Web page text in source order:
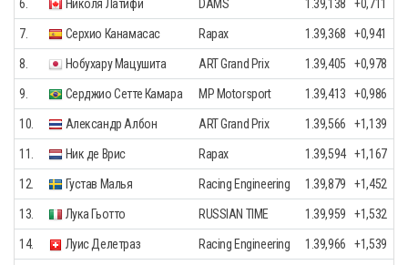
6. Николя Латифи DAMS 1.39,138 +0,711
7. Серхио Канамасас Rapax 1.39,368 +0,941
8. Нобухару Мацушита ART Grand Prix 1.39,405 +0,978
9. Серджио Сетте Камара MP Motorsport 1.39,413 +0,986
10. Александр Албон ART Grand Prix 1.39,566 +1,139
11. Ник де Врис Rapax 1.39,594 +1,167
12. Густав Малья Racing Engineering 1.39,879 +1,452
13. Лука Гьотто RUSSIAN TIME 1.39,959 +1,532
14. Луис Делетраз Racing Engineering 1.39,966 +1,539